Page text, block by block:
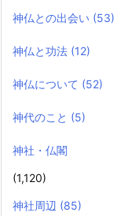
神仏との出会い (53)
神仏と功法 (12)
神仏について (52)
神代のこと (5)
神社・仏閣
(1,120)
神社周辺 (85)